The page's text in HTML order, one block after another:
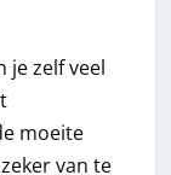
je zelf veel
moeite
van te